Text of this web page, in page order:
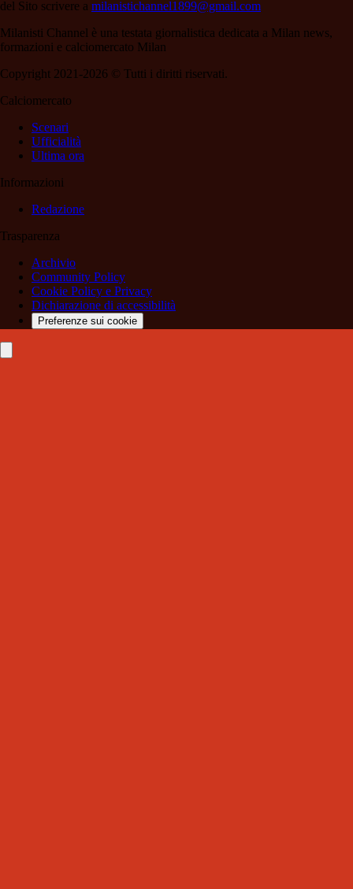
del Sito scrivere a milanistichannel1899@gmail.com
Milanisti Channel è una testata giornalistica dedicata a Milan news,
formazioni e calciomercato Milan
Copyright 2021-2026 © Tutti i diritti riservati.
Calciomercato
Scenari
Ufficialità
Ultima ora
Informazioni
Redazione
Trasparenza
Archivio
Community Policy
Cookie Policy e Privacy
Dichiarazione di accessibilità
Preferenze sui cookie